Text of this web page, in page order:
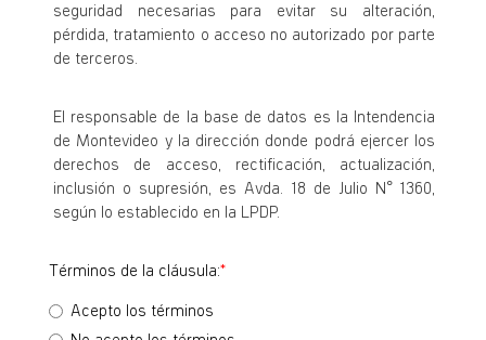
seguridad necesarias para evitar su alteración,
pérdida, tratamiento o acceso no autorizado por parte
de terceros.
El responsable de la base de datos es la Intendencia
de Montevideo y la dirección donde podrá ejercer los
derechos de acceso, rectificación, actualización,
inclusión o supresión, es Avda. 18 de Julio N° 1360,
según lo establecido en la LPDP.
Términos de la cláusula:
Acepto los términos